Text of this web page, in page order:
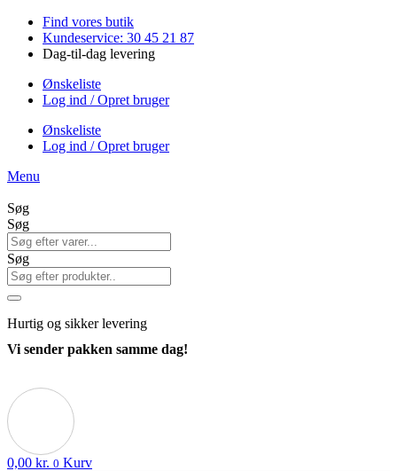
Videre
indhold
Find vores butik
Kundeservice: 30 45 21 87
Dag-til-dag levering
Ønskeliste
Log ind / Opret bruger
Ønskeliste
Log ind / Opret bruger
Menu
Søg
Søg
Søg
Hurtig og sikker levering
Vi sender pakken samme dag!
0,00 kr. 0 Kurv